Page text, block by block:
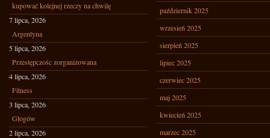
kupować kolejnej rzeczy na chwilę
7 lipca, 2026
Argentyna
5 lipca, 2026
Przestępczośc zorganizowana
4 lipca, 2026
Fitness
3 lipca, 2026
Głogów
2 lipca, 2026
październik 2025
wrzesień 2025
sierpień 2025
lipiec 2025
czerwiec 2025
maj 2025
kwiecień 2025
marzec 2025